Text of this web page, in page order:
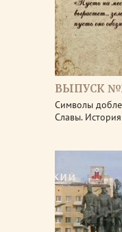
ВЫПУСК
Символы
Славы.